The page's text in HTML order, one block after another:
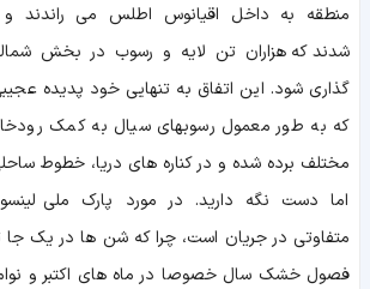
منطقه به داخل اقیانوس اطلس می راندند
شدند که هزاران تن لایه و رسوب در بخش
گذاری شود. این اتفاق به تنهایی خود پدیده
که به طور معمول رسوبهای سیال به کمک
مختلف برده شده و در کناره های دریا، خطوط
اما دست نگه دارید. در مورد پارک ملی
متفاوتی در جریان است، چرا که شن ها در یک
فصول خشک سال خصوصا در ماه های اکتبر و